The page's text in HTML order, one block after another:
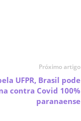
Próximo artigo
UFPR, Brasil pode
contra Covid 100%
paranaense